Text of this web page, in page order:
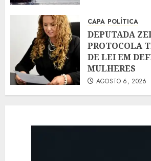
CAPA POLÍTICA
DEPUTADA
PROTOCOLA
DE LEI EM
MULHERES
AGOSTO 6, 2026